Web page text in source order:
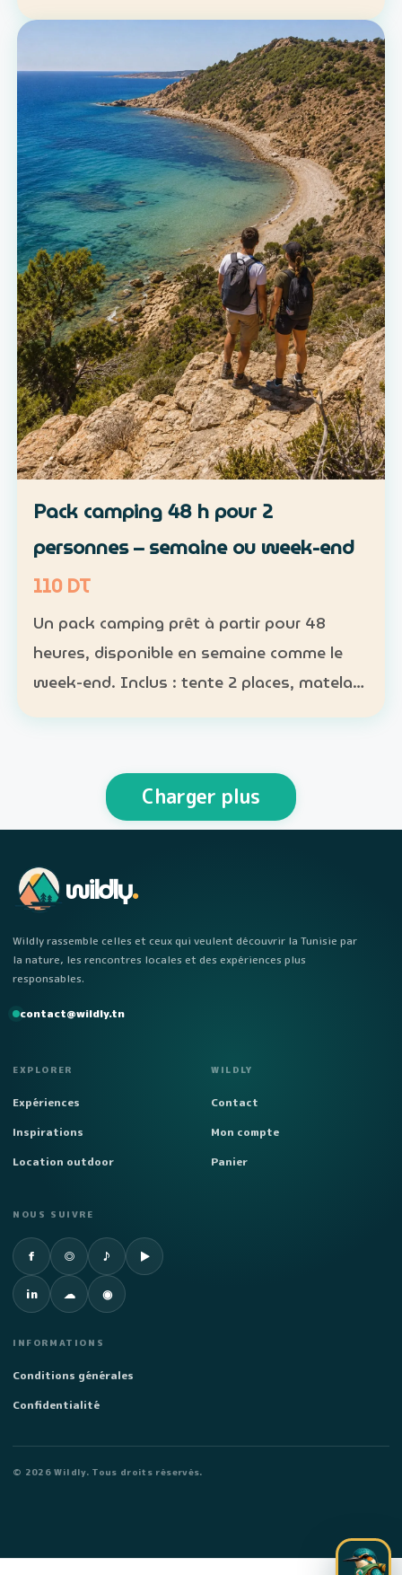
poisson. Expérience : sortie en mer et
découverte d’une technique de pêche
ancestrale Patrimoine : la c…
Pack camping 48 h pour 2
personnes – semaine ou week-end
110 DT
Un pack camping prêt à partir pour 48
heures, disponible en semaine comme le
week-end. Inclus : tente 2 places, matelas,
personnes Week-end…
Charger plus
wildly.
Wildly rassemble celles et ceux qui veulent découvrir la Tunisie par
la nature, les rencontres locales et des expériences plus
responsables.
contact@wildly.tn
EXPLORER
Expériences
Inspirations
Location outdoor
WILDLY
Contact
Mon compte
Panier
NOUS SUIVRE
f
Facebook
◎
Instagram♪
TikTok ▶
YouTube
in
LinkedIn ☁
SoundCloud
◉
Spotify
INFORMATIONS
Conditions générales
Confidentialité
© 2026 Wildly. Tous droits réservés.